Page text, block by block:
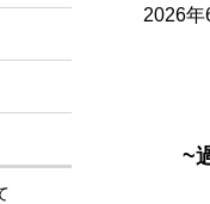
2026年
~